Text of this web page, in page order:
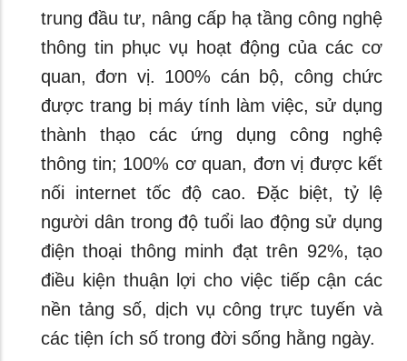
trung đầu tư, nâng cấp hạ tầng công nghệ
thông tin phục vụ hoạt động của các cơ
quan, đơn vị. 100% cán bộ, công chức
được trang bị máy tính làm việc, sử dụng
thành thạo các ứng dụng công nghệ
thông tin; 100% cơ quan, đơn vị được kết
nối internet tốc độ cao. Đặc biệt, tỷ lệ
người dân trong độ tuổi lao động sử dụng
điện thoại thông minh đạt trên 92%, tạo
điều kiện thuận lợi cho việc tiếp cận các
nền tảng số, dịch vụ công trực tuyến và
các tiện ích số trong đời sống hằng ngày.